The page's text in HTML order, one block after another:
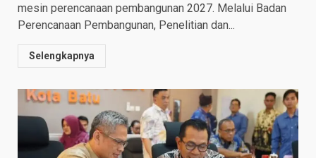
mesin perencanaan pembangunan 2027. Melalui Badan
Perencanaan Pembangunan, Penelitian dan...
Selengkapnya